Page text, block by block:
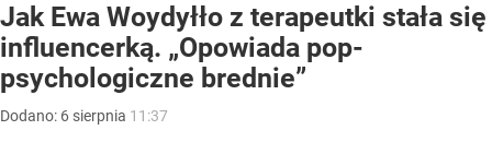
Jak Ewa Woydyłło z terapeutki stała się
influencerką. „Opowiada pop-
psychologiczne brednie”
Dodano: 6 sierpnia 11:37